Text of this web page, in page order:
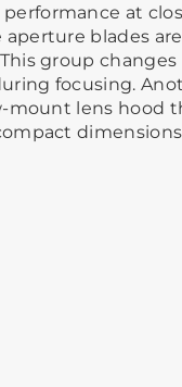
at
blades are
group
focusing.
mount lens hood